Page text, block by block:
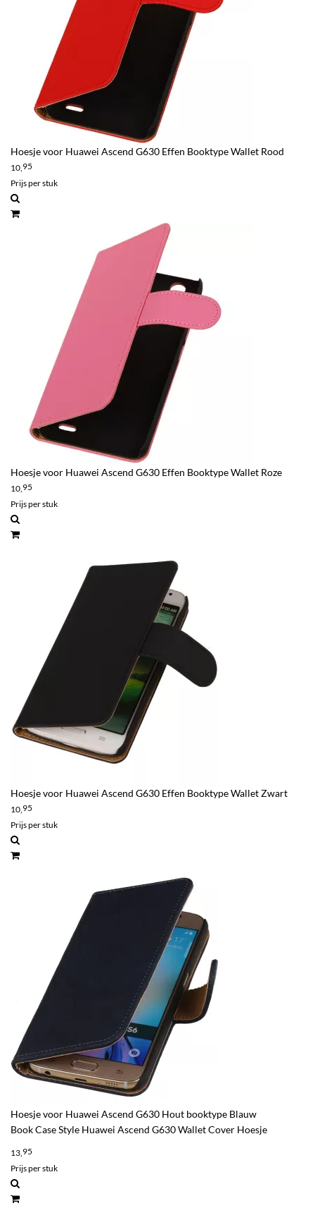
Hoesje voor Huawei Ascend G630 Effen Booktype Wallet Rood
10,95
Prijs per stuk
Hoesje voor Huawei Ascend G630 Effen Booktype Wallet Roze
10,95
Prijs per stuk
Hoesje voor Huawei Ascend G630 Effen Booktype Wallet Zwart
10,95
Prijs per stuk
Hoesje voor Huawei Ascend G630 Hout booktype Blauw
Book Case Style Huawei Ascend G630 Wallet Cover Hoesje
13,95
Prijs per stuk